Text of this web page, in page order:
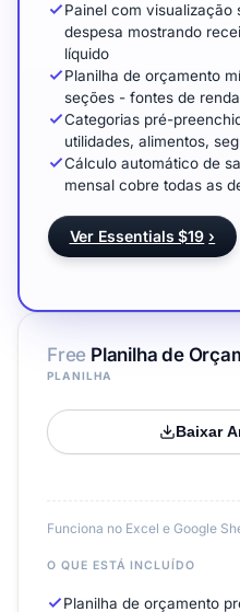
Free Planilha de
PLANILHA
Baixar
Funciona no Excel e Google
O QUE ESTÁ INCLUÍDO
Planilha de orçamento
Painel com visualização
despesa mostrando
líquido
Planilha de orçamento
seções - fontes de
Categorias pré-
utilidades, alimentos,
Cálculo automático de
mensal cobre todas as
Ver Essentials $19 ›